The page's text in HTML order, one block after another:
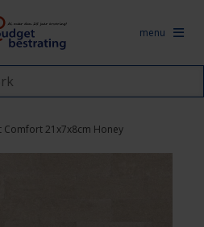
menu
Comfort 21x7x8cm Honey